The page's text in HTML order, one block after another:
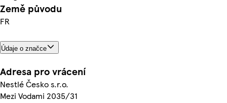
Země původu
FR
Údaje o značce
Adresa pro vrácení
Nestlé Česko s.r.o.
Mezi Vodami 2035/31